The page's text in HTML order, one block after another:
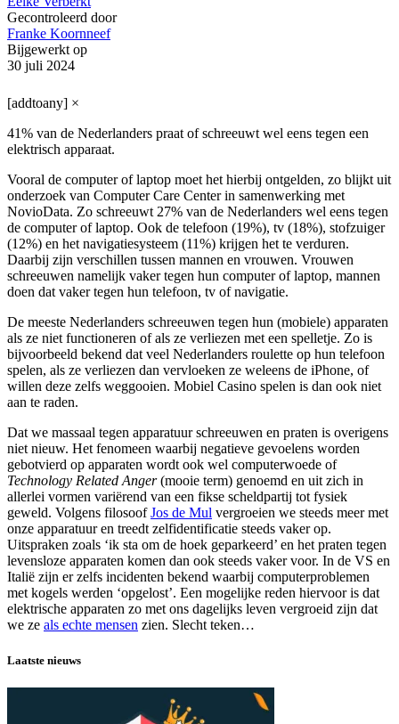
Gecontroleerd door
Franke Koornneef
Bijgewerkt op
30 juli 2024
[addtoany] ×
41% van de Nederlanders praat of schreeuwt wel eens tegen een
elektrisch apparaat.
Vooral de computer of laptop moet het hierbij ontgelden, zo blijkt uit
onderzoek van Computer Care Center in samenwerking met
NovioData. Zo schreeuwt 27% van de Nederlanders wel eens tegen
de computer of laptop. Ook de telefoon (19%), tv (18%), stofzuiger
(12%) en het navigatiesysteem (11%) krijgen het te verduren.
Daarbij zijn verschillen tussen mannen en vrouwen. Vrouwen
schreeuwen namelijk vaker tegen hun computer of laptop, mannen
doen dat vaker tegen hun telefoon, tv of navigatie.
De meeste Nederlanders schreeuwen tegen hun (mobiele) apparaten
als ze niet functioneren of als ze verliezen met een spelletje. Zo is
bijvoorbeeld bekend dat veel Nederlanders roulette op hun telefoon
spelen, als ze verliezen dan vervloeken ze weleens de iPhone, of
willen deze zelfs weggooien. Mobiel Casino spelen is dan ook niet
aan te raden.
Dat we massaal tegen apparatuur schreeuwen en praten is overigens
niet nieuw. Het fenomeen waarbij negatieve gevoelens worden
gebotvierd op apparaten wordt ook wel computerwoede of
Technology Related Anger(mooie term) genoemd en uit zich in
allerlei vormen variërend van een fikse scheldpartij tot fysiek
geweld. Volgens filosoofJos de Mul vergroeien we steeds meer met
onze apparatuur en treedt zelfidentificatie steeds vaker op.
Uitspraken zoals ‘ik sta om de hoek geparkeerd’ en het praten tegen
levensloze apparaten komen dan ook steeds vaker voor. In de VS en
Italië zijn er zelfs incidenten bekend waarbij computerproblemen
met kogels werden ‘opgelost’. Een mogelijke reden hiervoor is dat
elektrische apparaten zo met ons dagelijks leven vergroeid zijn dat
we ze als echte mensen zien. Slecht teken…
Laatste nieuws